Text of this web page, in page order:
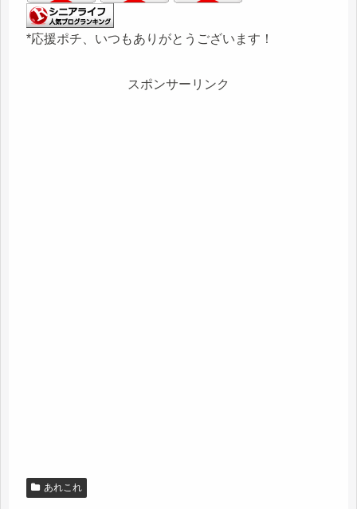
*応援ポチ、いつもありがとうございます！
スポンサーリンク
あれこれ